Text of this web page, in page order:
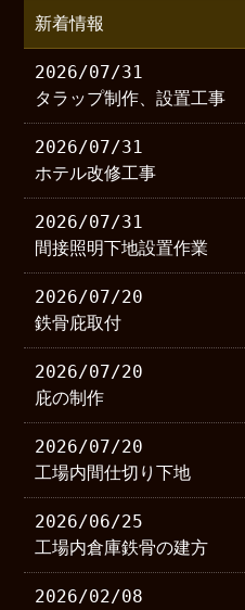
新着情報
2026/07/31
タラップ制作、設置工事
2026/07/31
ホテル改修工事
2026/07/31
間接照明下地設置作業
2026/07/20
鉄骨庇取付
2026/07/20
庇の制作
2026/07/20
工場内間仕切り下地
2026/06/25
工場内倉庫鉄骨の建方
2026/02/08